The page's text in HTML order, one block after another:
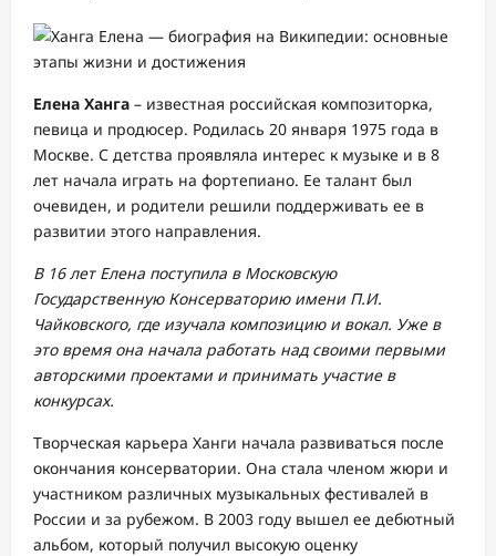
Елена Ханга – известная российская композиторка,
певица и продюсер. Родилась 20 января 1975 года в
Москве. С детства проявляла интерес к музыке и в 8
лет начала играть на фортепиано. Ее талант был
очевиден, и родители решили поддерживать ее в
развитии этого направления.
В 16 лет Елена поступила в Московскую
Государственную Консерваторию имени П.И.
Чайковского, где изучала композицию и вокал. Уже в
это время она начала работать над своими первыми
авторскими проектами и принимать участие в
конкурсах.
Творческая карьера Ханги начала развиваться после
окончания консерватории. Она стала членом жюри и
участником различных музыкальных фестивалей в
России и за рубежом. В 2003 году вышел ее дебютный
альбом, который получил высокую оценку